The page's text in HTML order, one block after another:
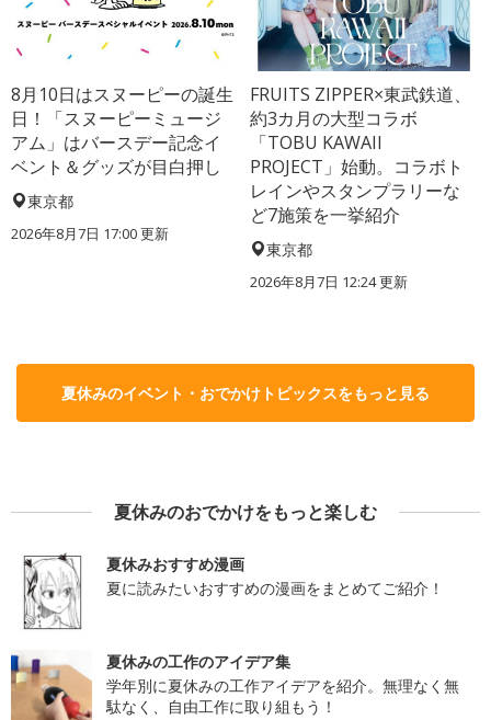
8月10日はスヌーピーの誕生
日！「スヌーピーミュージ
アム」はバースデー記念イ
ベント＆グッズが目白押し
東京都
2026年8月7日 17:00更新
FRUITS ZIPPER×東武鉄道、
約3カ月の大型コラボ
「TOBU KAWAII
PROJECT」始動。コラボト
レインやスタンプラリーな
ど7施策を一挙紹介
東京都
2026年8月7日 12:24更新
夏休みのイベント・おでかけトピックスをもっと見る
夏休みのおでかけをもっと楽しむ
夏休みおすすめ漫画
夏に読みたいおすすめの漫画をまとめてご紹介！
夏休みの工作のアイデア集
学年別に夏休みの工作アイデアを紹介。無理なく無
駄なく、自由工作に取り組もう！